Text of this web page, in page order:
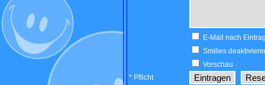
E-Mail nach
Smilies
Vorschau
* Pflicht